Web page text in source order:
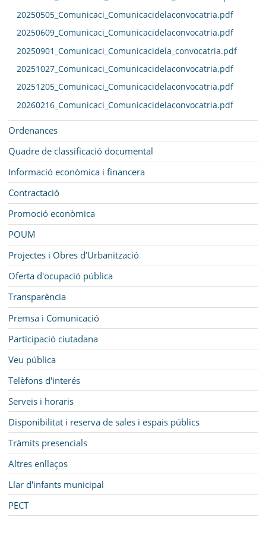
20250505_Comunicaci_Comunicacidelaconvocatria.pdf
20250609_Comunicaci_Comunicacidelaconvocatria.pdf
20250901_Comunicaci_Comunicacidela_convocatria.pdf
20251027_Comunicaci_Comunicacidelaconvocatria.pdf
20251205_Comunicaci_Comunicacidelaconvocatria.pdf
20260216_Comunicaci_Comunicacidelaconvocatria.pdf
Ordenances
Quadre de classificació documental
Informació econòmica i financera
Contractació
Promoció econòmica
POUM
Projectes i Obres d’Urbanització
Oferta d'ocupació pública
Transparència
Premsa i Comunicació
Participació ciutadana
Veu pública
Telèfons d'interés
Serveis i horaris
Disponibilitat i reserva de sales i espais públics
Tràmits presencials
Altres enllaços
Llar d'infants municipal
PECT